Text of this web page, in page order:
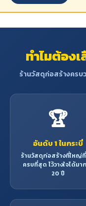
ทำไมต้อง
ร้านวัสดุก่อสร้างครบ
🏆
อันดับ 1 ในกระบี่
ร้านวัสดุก่อสร้างที่ใหญ่
ครบที่สุด ไว้วางใจได้มา
20 ปี